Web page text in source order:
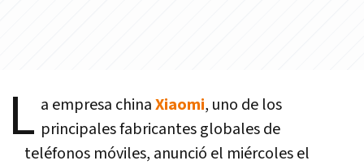
L a empresa chinaXiaomi, uno de los
principales fabricantes globales de
teléfonos móviles, anunció el miércoles el